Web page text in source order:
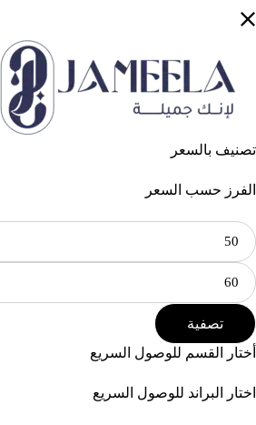
تصنيف بالسعر
الفرز حسب السعر
تصفية
أختار القسم للوصول السريع
اختار البراند للوصول السريع